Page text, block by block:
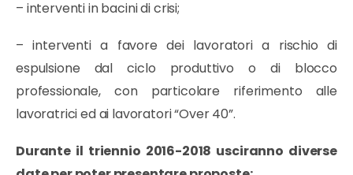
– interventi in bacini di crisi;
– interventi a favore dei lavoratori a rischio di
espulsione dal ciclo produttivo o di blocco
professionale, con particolare riferimento alle
lavoratrici ed ai lavoratori “Over 40”.
Durante il triennio 2016-2018 usciranno diverse